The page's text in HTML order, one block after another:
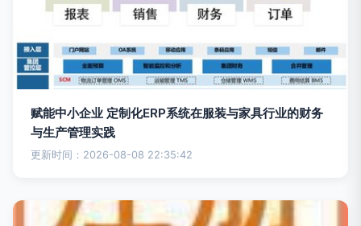
赋能中小企业 定制化ERP系统在服装与家具行业的财务
与生产管理实践
更新时间：2026-08-08 22:35:42